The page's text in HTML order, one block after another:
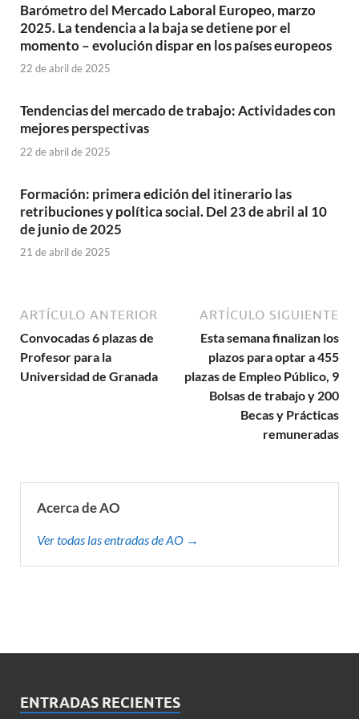
Barómetro del Mercado Laboral Europeo, marzo
2025. La tendencia a la baja se detiene por el
momento – evolución dispar en los países europeos
22 de abril de 2025
Tendencias del mercado de trabajo: Actividades con
mejores perspectivas
22 de abril de 2025
Formación: primera edición del itinerario las
retribuciones y política social. Del 23 de abril al 10
de junio de 2025
21 de abril de 2025
ARTÍCULO ANTERIOR
Convocadas 6 plazas de
Profesor para la
Universidad de Granada
ARTÍCULO SIGUIENTE
Esta semana finalizan los
plazos para optar a 455
plazas de Empleo Público, 9
Bolsas de trabajo y 200
Becas y Prácticas
remuneradas
Acerca de AO
Ver todas las entradas de AO →
ENTRADAS RECIENTES